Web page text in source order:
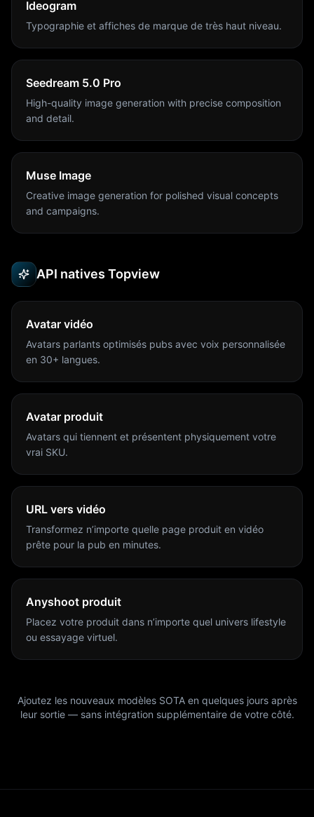
Ideogram
Typographie et affiches de marque de très haut niveau.
Seedream 5.0 Pro
High-quality image generation with precise composition
and detail.
Muse Image
Creative image generation for polished visual concepts
and campaigns.
API natives Topview
Avatar vidéo
Avatars parlants optimisés pubs avec voix personnalisée
en 30+ langues.
Avatar produit
Avatars qui tiennent et présentent physiquement votre
vrai SKU.
URL vers vidéo
Transformez n’importe quelle page produit en vidéo
prête pour la pub en minutes.
Anyshoot produit
Placez votre produit dans n’importe quel univers lifestyle
ou essayage virtuel.
Ajoutez les nouveaux modèles SOTA en quelques jours après
leur sortie — sans intégration supplémentaire de votre côté.